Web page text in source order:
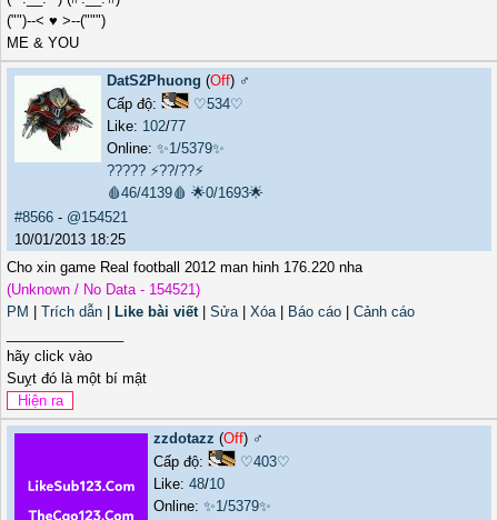
("")--< ♥ >--(""")
ME & YOU
DatS2Phuong (Off) ♂️
Cấp độ:
♡534♡
Like: 102/77
Online: ✨1/5379✨
????? ⚡??/??⚡
🩸46/4139🩸 🌟0/1693🌟
#8566 - @154521
10/01/2013 18:25
Cho xin game Real football 2012 man hinh 176.220 nha
(Unknown / No Data - 154521)
PM
Trích dẫn Like bài viết| Sửa| Xóa| Báo cáo
Cảnh cáo
hãy click vào
Suỵt đó là một bí mật
zzdotazz (Off) ♂️
Cấp độ:
♡403♡
Like: 48/10
Online: ✨1/5379✨